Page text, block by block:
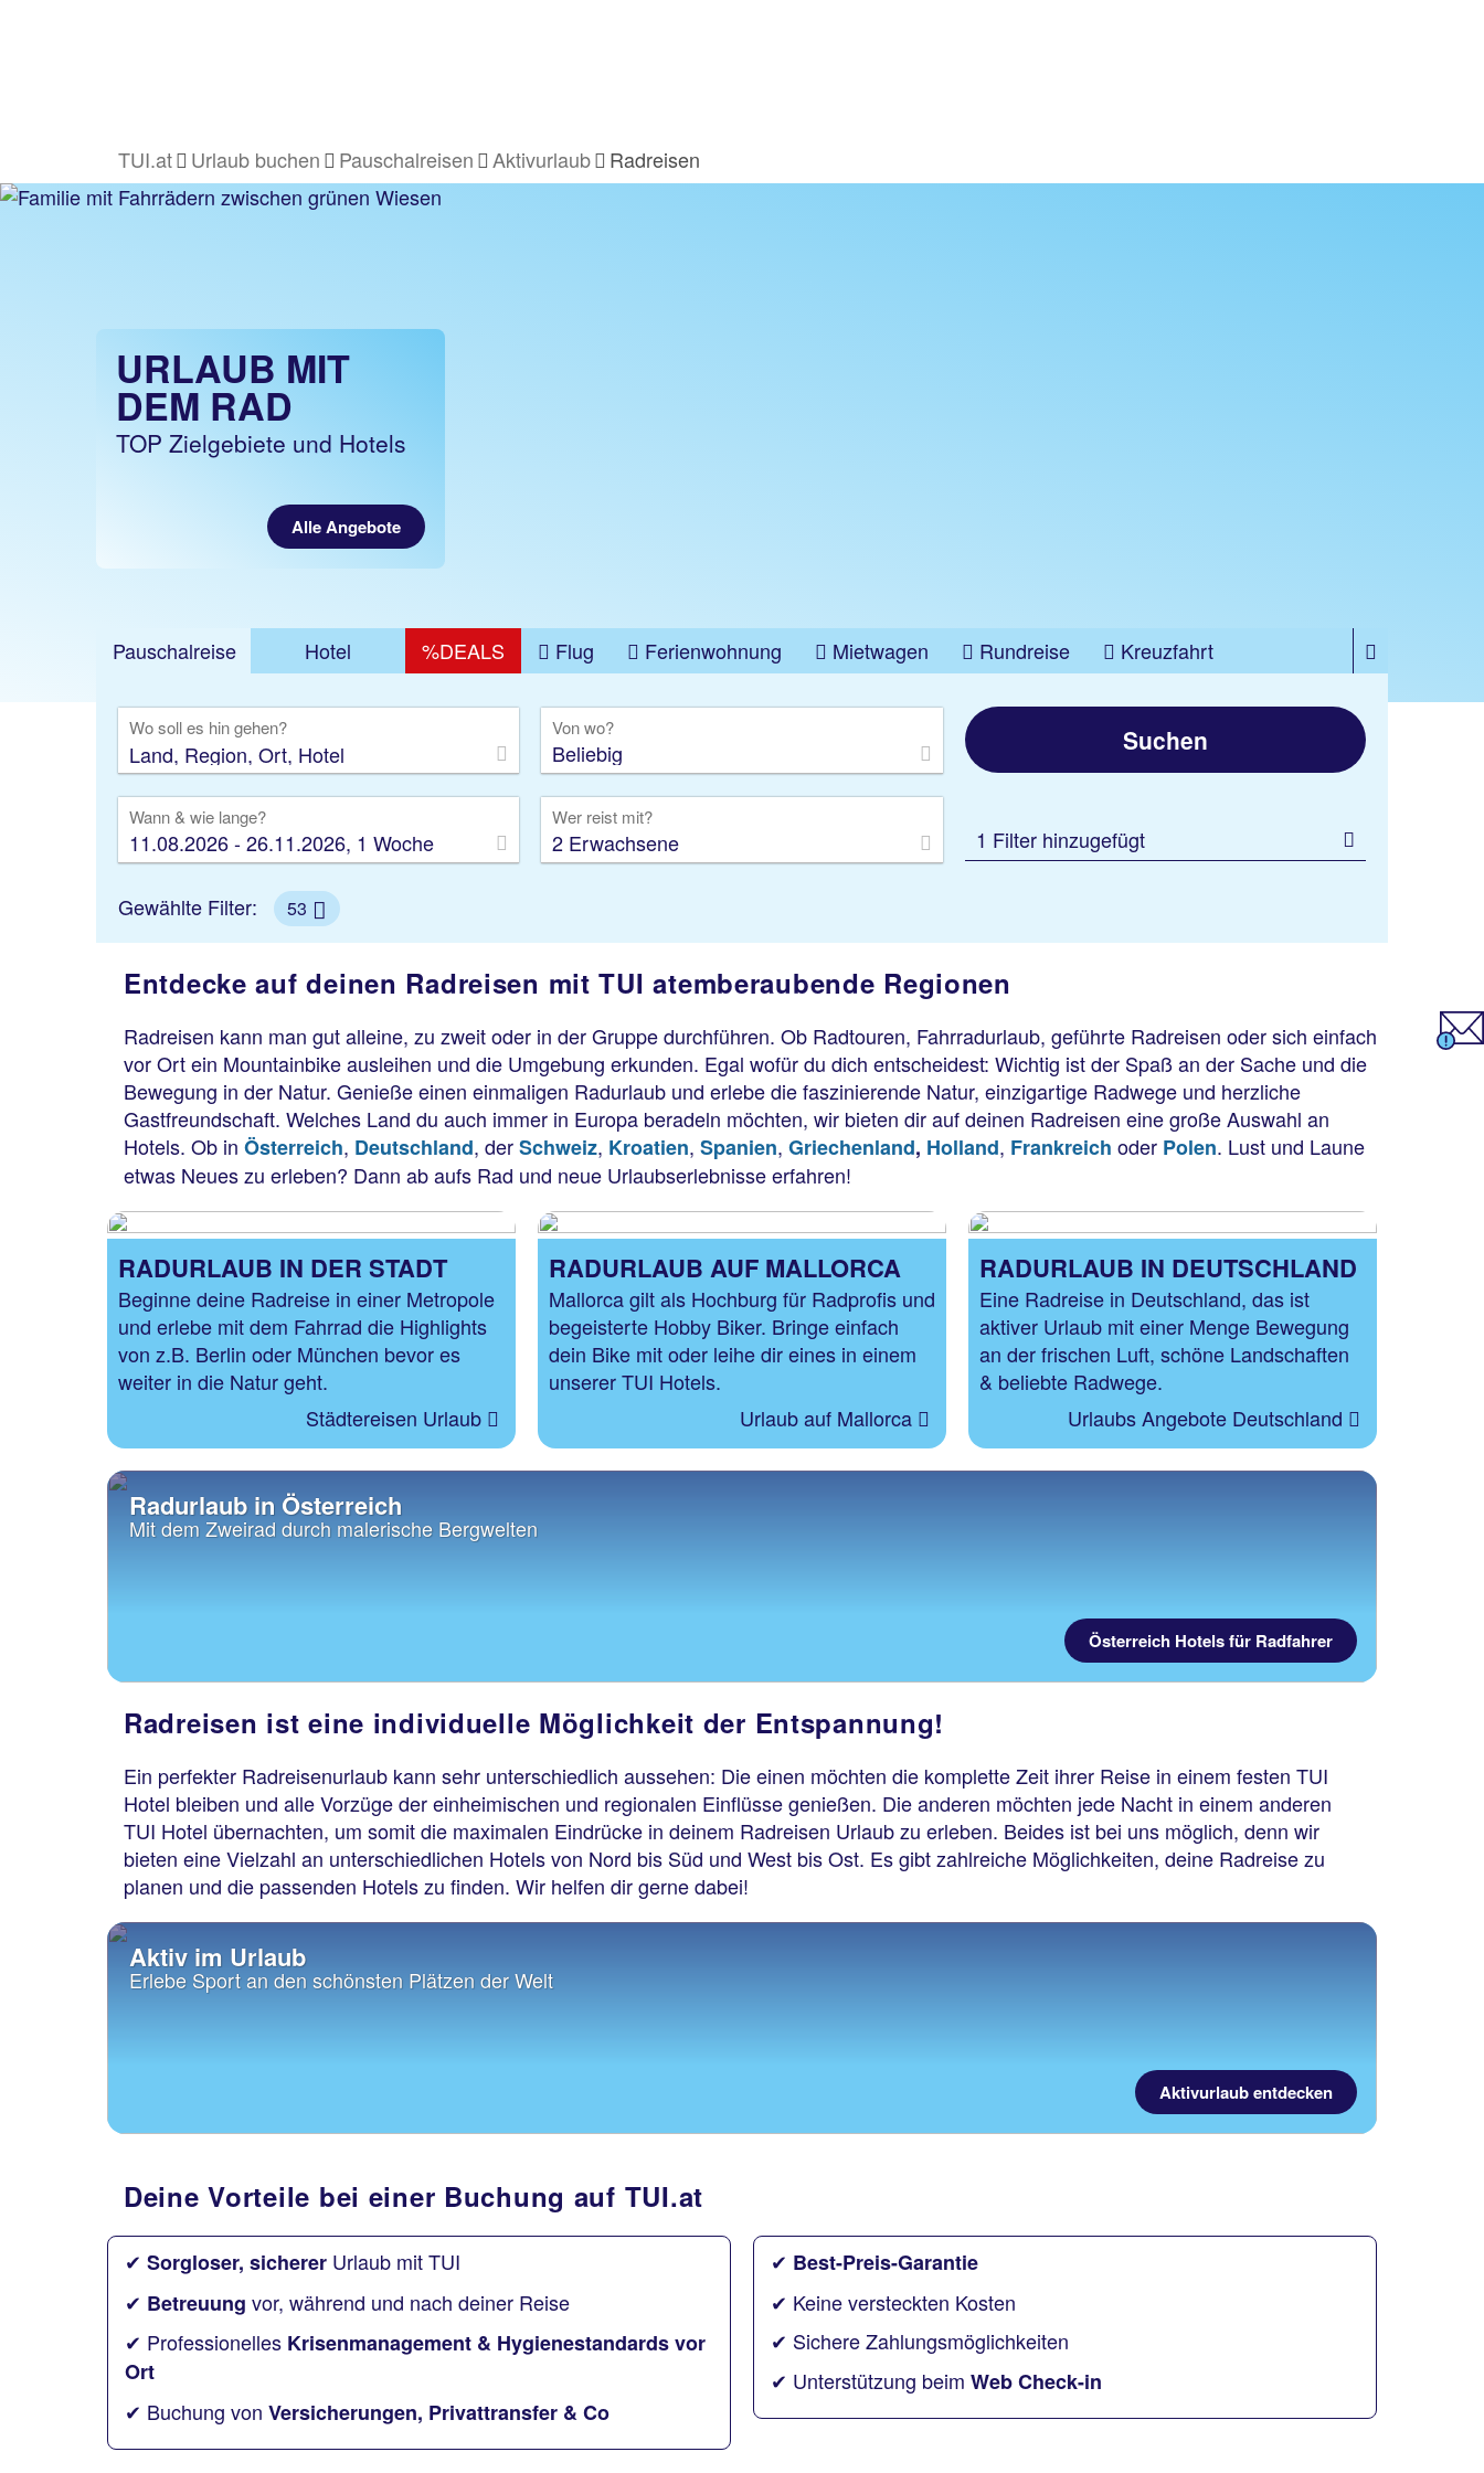
TUI.at Urlaub buchen Pauschalreisen Aktivurlaub Radreisen
URLAUB MIT
DEM RAD
TOP Zielgebiete und Hotels
Alle Angebote
Pauschalreise Hotel %DEALS Flug Ferienwohnung Mietwagen Rundreise
Kreuzfahrt
Wo soll es hin gehen? Von wo?
Beliebig
Wann & wie lange?
11.08.2026 - 26.11.2026, 1 Woche
Wer reist mit?
2 Erwachsene
Suchen
1 Filter hinzugefügt
Gewählte Filter: 53
Entdecke auf deinen Radreisen mit TUI atemberaubende Regionen
Radreisen kann man gut alleine, zu zweit oder in der Gruppe durchführen. Ob Radtouren, Fahrradurlaub, geführte Radreisen oder sich einfach
vor Ort ein Mountainbike ausleihen und die Umgebung erkunden. Egal wofür du dich entscheidest: Wichtig ist der Spaß an der Sache und die
Bewegung in der Natur. Genieße einen einmaligen Radurlaub und erlebe die faszinierende Natur, einzigartige Radwege und herzliche
Gastfreundschaft. Welches Land du auch immer in Europa beradeln möchten, wir bieten dir auf deinen Radreisen eine große Auswahl an
Hotels. Ob in Österreich, Deutschland, derSchweiz, Kroatien, Spanien, Griechenland, Holland, Frankreich oder Polen. Lust und Laune
etwas Neues zu erleben? Dann ab aufs Rad und neue Urlaubserlebnisse erfahren!
RADURLAUB IN DER STADT
Beginne deine Radreise in einer Metropole
und erlebe mit dem Fahrrad die Highlights
von z.B. Berlin oder München bevor es
weiter in die Natur geht.
Städtereisen Urlaub
RADURLAUB AUF MALLORCA
Mallorca gilt als Hochburg für Radprofis und
begeisterte Hobby Biker. Bringe einfach
dein Bike mit oder leihe dir eines in einem
unserer TUI Hotels.
Urlaub auf Mallorca
RADURLAUB IN DEUTSCHLAND
Eine Radreise in Deutschland, das ist
aktiver Urlaub mit einer Menge Bewegung
an der frischen Luft, schöne Landschaften
& beliebte Radwege.
Urlaubs Angebote Deutschland
Radurlaub in Österreich
Mit dem Zweirad durch malerische Bergwelten
Österreich Hotels für Radfahrer
Radreisen ist eine individuelle Möglichkeit der Entspannung!
Ein perfekter Radreisenurlaub kann sehr unterschiedlich aussehen: Die einen möchten die komplette Zeit ihrer Reise in einem festen TUI
Hotel bleiben und alle Vorzüge der einheimischen und regionalen Einflüsse genießen. Die anderen möchten jede Nacht in einem anderen
TUI Hotel übernachten, um somit die maximalen Eindrücke in deinem Radreisen Urlaub zu erleben. Beides ist bei uns möglich, denn wir
bieten eine Vielzahl an unterschiedlichen Hotels von Nord bis Süd und West bis Ost. Es gibt zahlreiche Möglichkeiten, deine Radreise zu
planen und die passenden Hotels zu finden. Wir helfen dir gerne dabei!
Aktiv im Urlaub
Erlebe Sport an den schönsten Plätzen der Welt
Aktivurlaub entdecken
Deine Vorteile bei einer Buchung auf TUI.at
✔ Sorgloser, sicherer Urlaub mit TUI
✔ Betreuung vor, während und nach deiner Reise
✔ Professionelles Krisenmanagement & Hygienestandards vor
Ort
✔ Buchung von Versicherungen, Privattransfer & Co
✔ Best-Preis-Garantie
✔ Keine versteckten Kosten
✔ Sichere Zahlungsmöglichkeiten
✔ Unterstützung beim Web Check-in